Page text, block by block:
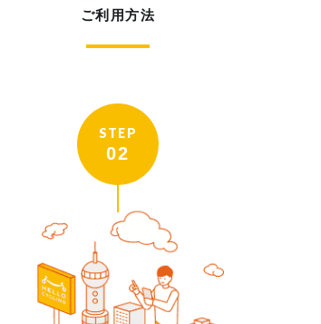
ご利用方法
STEP
02